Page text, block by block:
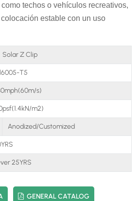
techos o vehículos recreativos,
estable con un uso
Solar Z Clip
T5
s)
m2)
Anodized/Customized
25YRS
GENERAL CATALOG